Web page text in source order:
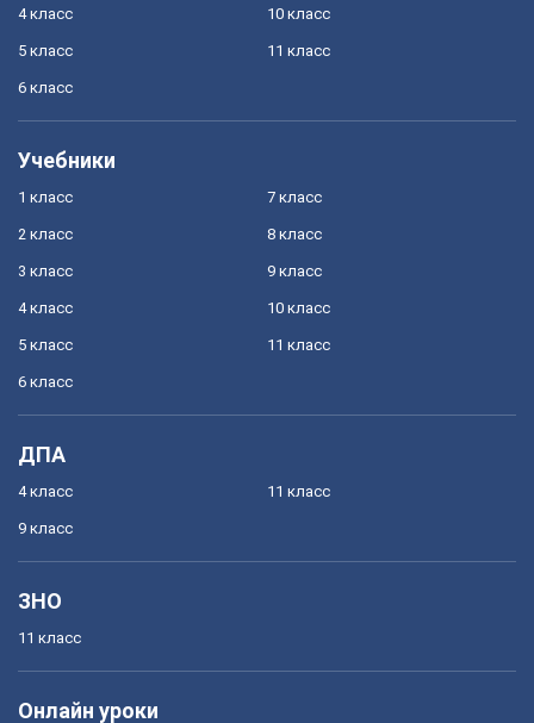
4 класс
5 класс
6 класс
10 класс
11 класс
Учебники
1 класс
2 класс
3 класс
4 класс
5 класс
6 класс
7 класс
8 класс
9 класс
10 класс
11 класс
ДПА
4 класс
9 класс
11 класс
ЗНО
11 класс
Онлайн уроки